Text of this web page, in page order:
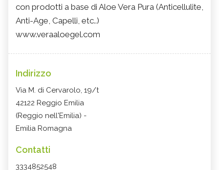
con prodotti a base di Aloe Vera Pura (Anticellulite,
Anti-Age, Capelli, etc..)
www.veraaloegel.com
Indirizzo
Via M. di Cervarolo, 19/t
42122 Reggio Emilia
(Reggio nell'Emilia) -
Emilia Romagna
Contatti
3334852548